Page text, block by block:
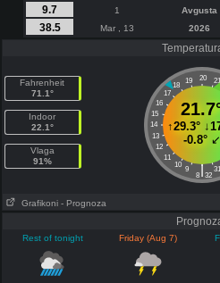
9.7
1 Avgusta
38.5
Mar , 13 2026
Fahrenheit
71.1°
Indoor
22.1°
Vlaga
91%
20
19
18
17
16
15
14
13
12
11
10
9 31
|
8 32
↑29.3°↓
-0.8°↙
Grafikoni - Prognoza
Rest of tonight Friday (Aug 7)